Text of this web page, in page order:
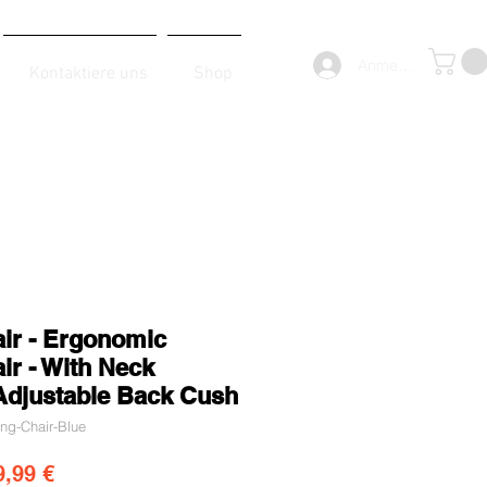
Kontaktiere uns
- Ergonomic
- With Neck
Back Cush
Chair-Blue
€Sale-Preis